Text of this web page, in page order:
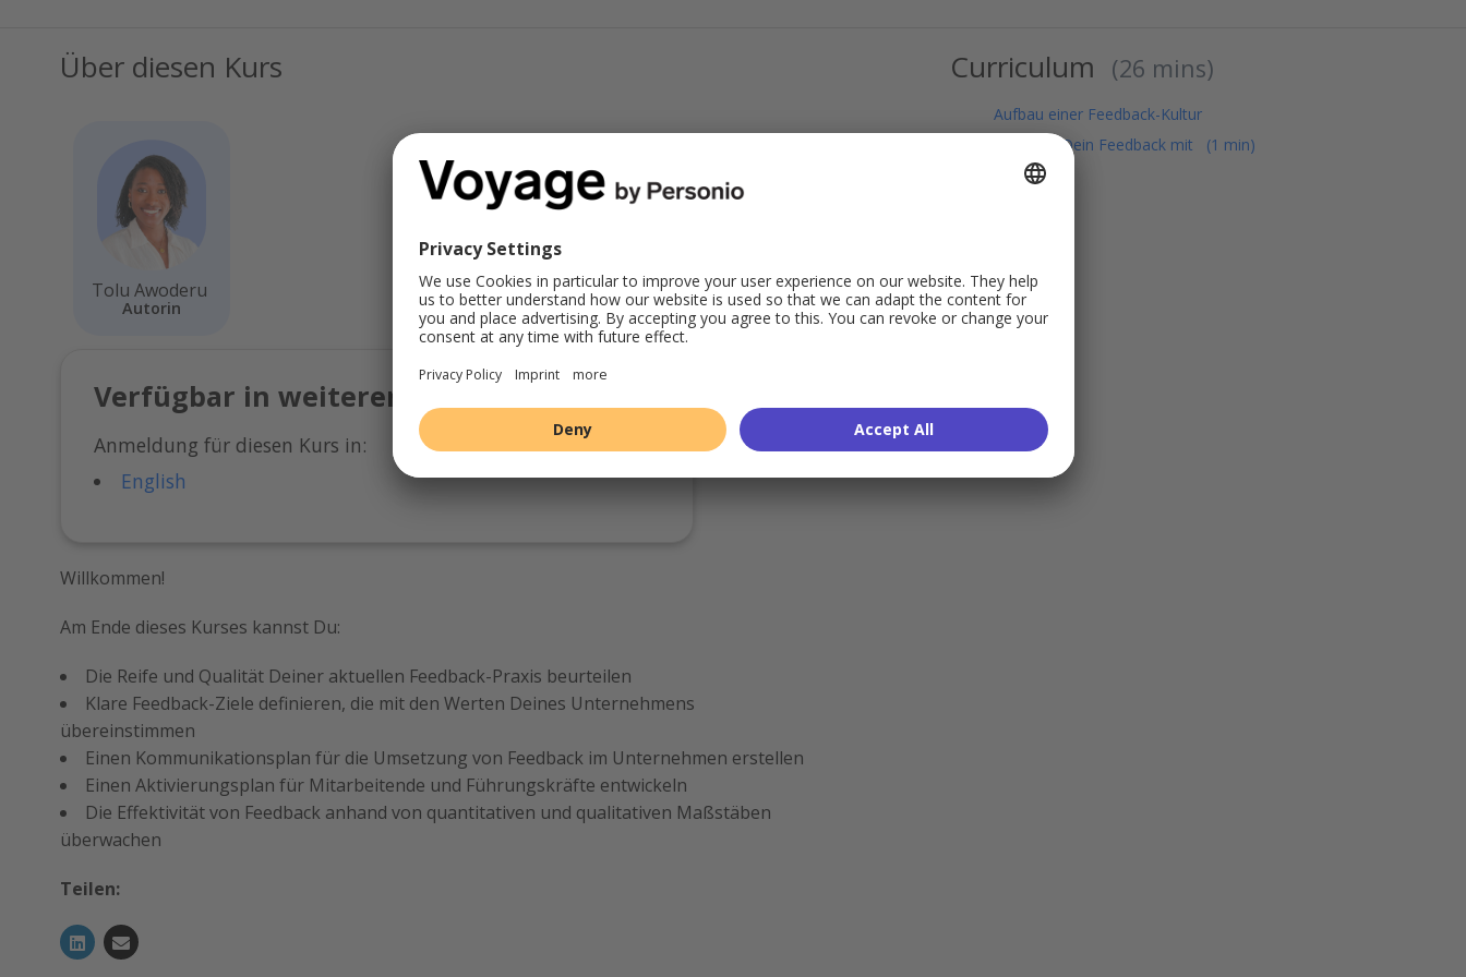
Über diesen Kurs
Tolu Awoderu
Autorin
Verfügbar in weiteren Sprachen
Anmeldung für diesen Kurs in:
English
Willkommen!
Am Ende dieses Kurses kannst Du:
Die Reife und Qualität Deiner aktuellen Feedback-Praxis beurteilen
Klare Feedback-Ziele definieren, die mit den Werten Deines Unternehmens
übereinstimmen
Einen Kommunikationsplan für die Umsetzung von Feedback im Unternehmen erstellen
Einen Aktivierungsplan für Mitarbeitende und Führungskräfte entwickeln
Die Effektivität von Feedback anhand von quantitativen und qualitativen Maßstäben
überwachen
Teilen:
Curriculum 26 mins
Aufbau einer Feedback-Kultur
Teile uns Dein Feedback mit
1 min